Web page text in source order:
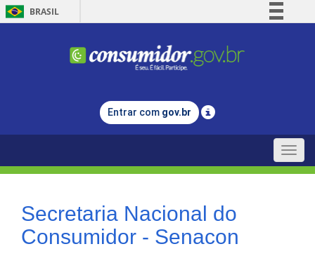
BRASIL
Comunica BR
Legislação
Entrar com gov.br
Toggle
Secretaria Nacional do
Consumidor - Senacon